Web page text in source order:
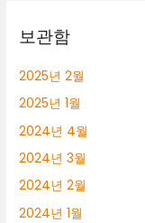
보관함
2025년 2월
2025년 1월
2024년 4월
2024년 3월
2024년 2월
2024년 1월